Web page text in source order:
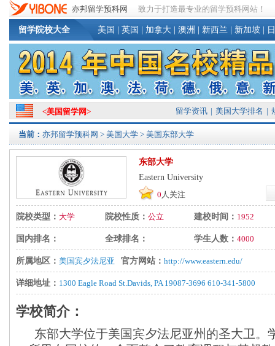
亦邦留学预科网 致力于打造最专业的留学预科网站！
留学院校大全 美国 英国 加拿大 澳洲 新西兰 新加坡
<美国留学网> 留学资讯 | 美国大学排名 |
当前： 亦邦留学预科网 > 美国大学 > 美国东部大学
东部大学
Eastern University
0 人关注
院校类型： 大学 院校性质： 公立 建校时间： 1952
国内排名： 全球排名： 学生人数： 4000
所属地区： 美国宾夕法尼亚 官方网站： http://www.eastern.edu/
详细地址： 1300 Eagle Road St.Davids, PA 19087-3696 610-341-5800
学校简介：
东部大学位于美国宾夕法尼亚州的圣大卫。